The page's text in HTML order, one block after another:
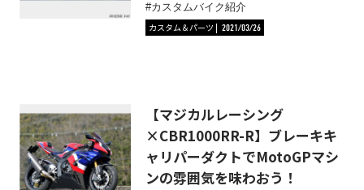
カスタムバイク紹介
カスタム＆パーツ
2021/03/26
【マジカルレーシング
×CBR1000RR-R】ブレーキキ
ャリパーダクトでMotoGPマシ
ンの雰囲気を味わおう！